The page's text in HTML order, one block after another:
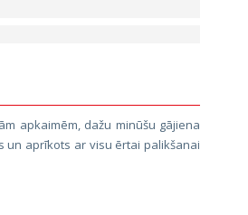
apkaimēm, dažu minūšu gājiena
un aprīkots ar visu ērtai palikšanai